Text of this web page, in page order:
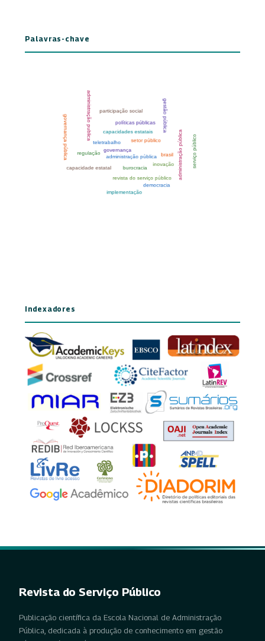
Palavras-chave
Indexadores
Revista do Serviço Público
Publicação científica da Escola Nacional de Administração
Pública, dedicada à produção de conhecimento em gestão